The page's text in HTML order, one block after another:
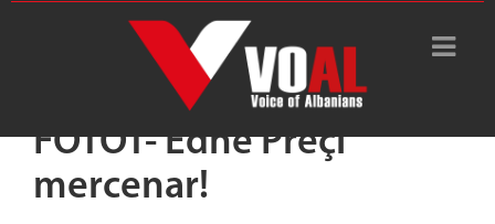
FOTOT- Edhe Preçi
mercenar!